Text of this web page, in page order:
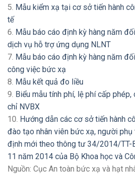
5. Mẫu kiểm xạ tại cơ sở tiến hành
tế
6. Mẫu báo cáo định kỳ hàng năm
dịch vụ hỗ trợ ứng dụng NLNT
7. Mẫu báo cáo định kỳ hàng năm
công việc bức xạ
8. Mẫu kết quả đo liều
9. Biểu mẫu tính phí, lệ phí cấp
chỉ NVBX
10. Hướng dẫn các cơ sở tiến hành
đào tạo nhân viên bức xạ, người phụ
định mới theo thông tư 34/2014/TT-
11 năm 2014 của Bộ Khoa học và
Nguồn: Cục An toàn bức xạ và hạt